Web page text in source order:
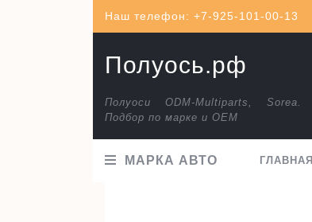
Наш телефон: +7-925-101-00-13
Полуось.рф
Полуоси ODM-Multiparts, Sorea.
Подбор по марке и ОЕМ
МАРКА АВТО ГЛАВНАЯ